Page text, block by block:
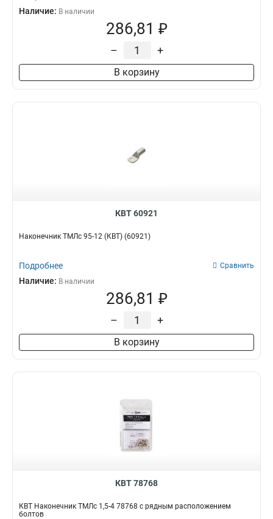
Наличие: В наличии
286,81 ₽
– +
В корзину
КВТ 60921
Наконечник ТМЛс 95-12 (КВТ) (60921)
Подробнее Сравнить
Наличие: В наличии
286,81 ₽
– +
В корзину
КВТ 78768
КВТ Наконечник ТМЛс 1,5-4 78768 с рядным расположением
болтов